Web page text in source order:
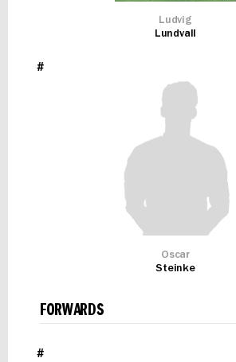
Ludvig
Lundvall
#
Oscar
Steinke
FORWARDS
#